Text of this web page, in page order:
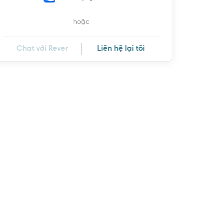
hoặc
Chat với Rever Liên hệ lại tôi